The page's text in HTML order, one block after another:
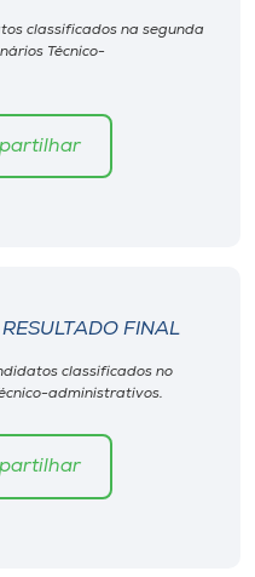
classificados na segunda
Técnico-
FINAL
classificados no
administrativos.